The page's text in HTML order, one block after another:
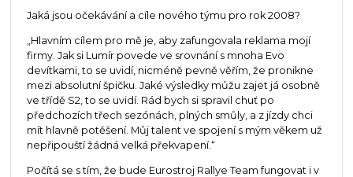
Jaká jsou očekávání a cíle nového týmu pro rok 2008?
„Hlavním cílem pro mě je, aby zafungovala reklama mojí
firmy. Jak si Lumír povede ve srovnání s mnoha Evo
devítkami, to se uvidí, nicméně pevně věřím, že pronikne
mezi absolutní špičku. Jaké výsledky můžu zajet já osobně
ve třídě S2, to se uvidí. Rád bych si spravil chuť po
předchozích třech sezónách, plných smůly, a z jízdy chci
mít hlavně potěšení. Můj talent ve spojení s mým věkem už
nepřipouští žádná velká překvapení.“
Počítá se s tím, že bude Eurostroj Rallye Team fungovat i v